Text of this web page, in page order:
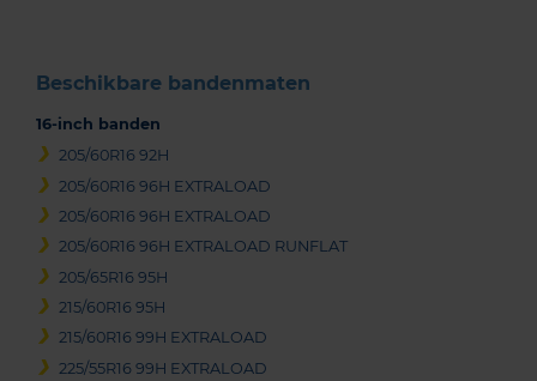
Beschikbare bandenmaten
16-inch banden
205/60R16 92H
205/60R16 96H EXTRALOAD
205/60R16 96H EXTRALOAD
205/60R16 96H EXTRALOAD RUNFLAT
205/65R16 95H
215/60R16 95H
215/60R16 99H EXTRALOAD
225/55R16 99H EXTRALOAD